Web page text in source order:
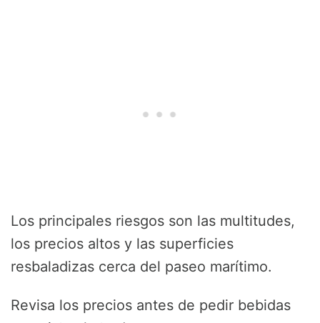
Los principales riesgos son las multitudes,
los precios altos y las superficies
resbaladizas cerca del paseo marítimo.
Revisa los precios antes de pedir bebidas